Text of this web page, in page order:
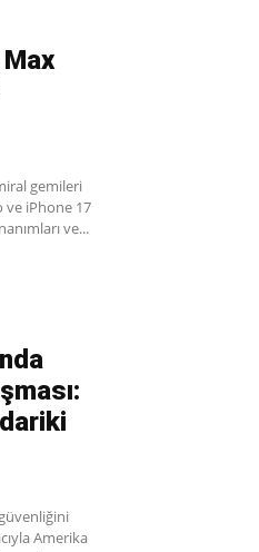
gemileri
ve iPhone 17
ve...
Amerika